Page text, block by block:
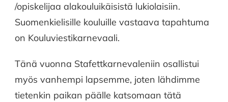
/opiskelijaa alakouluikäisistä lukiolaisiin.
Suomenkielisille kouluille vastaava tapahtuma
on Kouluviestikarnevaali.
Tänä vuonna Stafettkarnevaleniin osallistui
myös vanhempi lapsemme, joten lähdimme
tietenkin paikan päälle katsomaan tätä